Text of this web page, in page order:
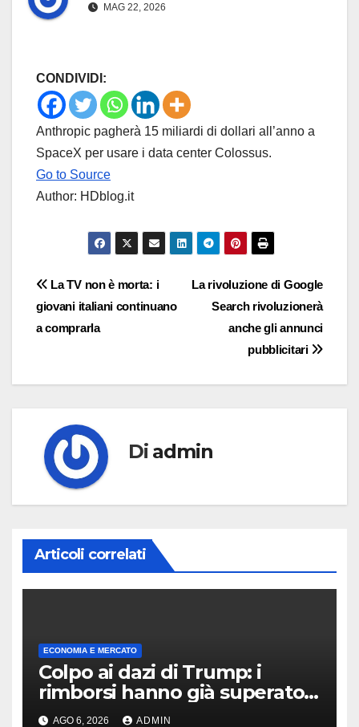
MAG 22, 2026
CONDIVIDI:
Anthropic pagherà 15 miliardi di dollari all’anno a
SpaceX per usare i data center Colossus.
Go to Source
Author: HDblog.it
Navigazione
articoli
La rivoluzione di Google
Search rivoluzionerà
anche gli annunci
pubblicitari
La TV non è morta: i
giovani italiani continuano
a comprarla
Di admin
Articoli correlati
ECONOMIA E MERCATO
Colpo ai dazi di Trump: i
rimborsi hanno già superato i
100 miliardi di dollari
AGO 6, 2026 ADMIN